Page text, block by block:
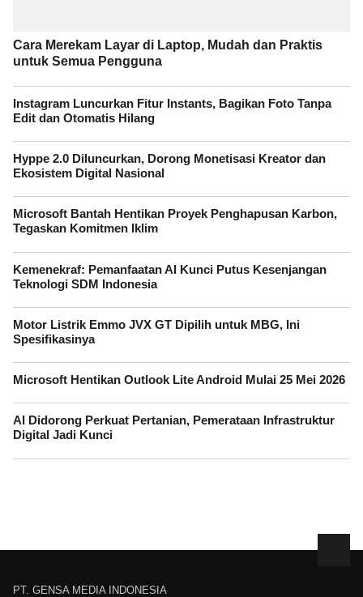
Cara Merekam Layar di Laptop, Mudah dan Praktis
untuk Semua Pengguna
Instagram Luncurkan Fitur Instants, Bagikan Foto Tanpa
Edit dan Otomatis Hilang
Hyppe 2.0 Diluncurkan, Dorong Monetisasi Kreator dan
Ekosistem Digital Nasional
Microsoft Bantah Hentikan Proyek Penghapusan Karbon,
Tegaskan Komitmen Iklim
Kemenekraf: Pemanfaatan AI Kunci Putus Kesenjangan
Teknologi SDM Indonesia
Motor Listrik Emmo JVX GT Dipilih untuk MBG, Ini
Spesifikasinya
Microsoft Hentikan Outlook Lite Android Mulai 25 Mei 2026
AI Didorong Perkuat Pertanian, Pemerataan Infrastruktur
Digital Jadi Kunci
PT. GENSA MEDIA INDONESIA